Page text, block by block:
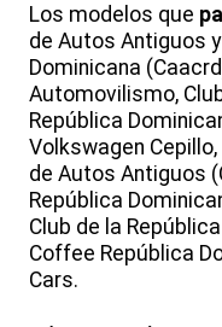
Los modelos que
de Autos Antiguos
Dominicana
Automovilismo,
República
Volkswagen
de Autos Antiguos
República
Club de la
Coffee República
Cars.